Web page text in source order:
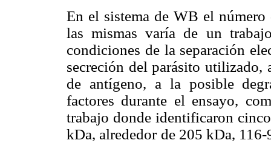
En el sistema de WB el
las mismas varía de un
condiciones de la separación
secreción del parásito utilizado,
de antígeno, a la posible
factores durante el ensayo,
trabajo donde identificaron
kDa, alrededor de 205 kDa,